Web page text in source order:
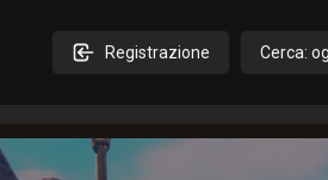
Registrazione Cerca: